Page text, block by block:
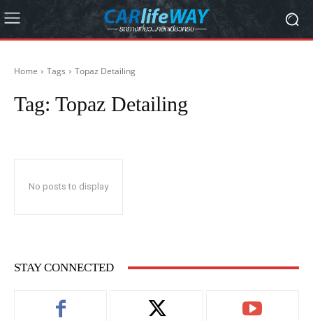
Home Tags Topaz Detailing
Tag: Topaz Detailing
No posts to display
STAY CONNECTED